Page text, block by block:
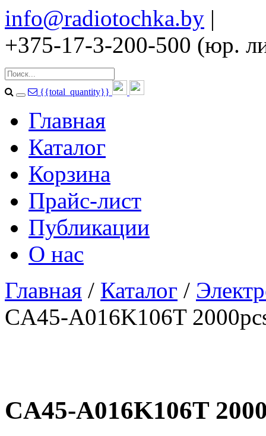
info@radiotochka.by |
+375-17-3-200-500 (юр.
{{total_quantity}}
Главная
Каталог
Корзина
Прайс-лист
Публикации
О нас
Главная / Каталог /
CA45-A016K106T
CA45-A016K106T